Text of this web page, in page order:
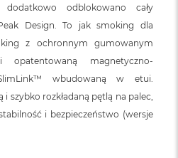
odblokowano cały
Design. To jak smoking dla
z ochronnym gumowanym
magnetyczno-
wbudowaną w etui.
i szybko rozkładaną pętlą na palec,
i bezpieczeństwo (wersje